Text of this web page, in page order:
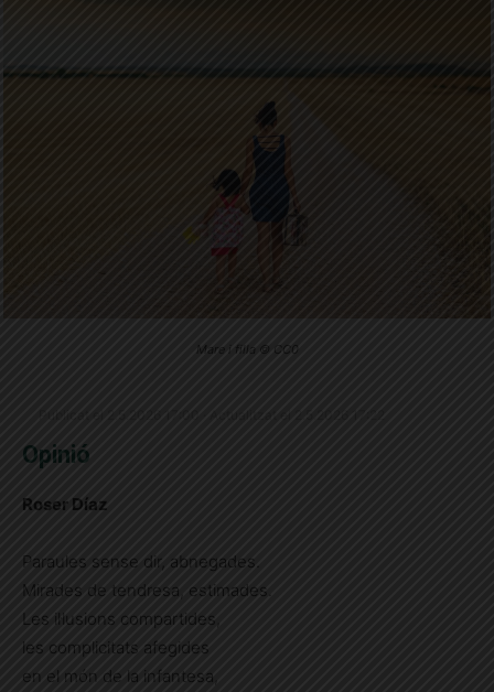
Mare i filla © CC0
Opinió
Roser Díaz
Paraules sense dir, abnegades.
Mirades de tendresa, estimades.
Les il·lusions compartides,
les complicitats afegides
en el món de la infantesa,